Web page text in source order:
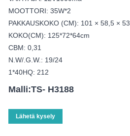
MOOTTORI: 35W*2
PAKKAUSKOKO (CM): 101 × 58,5 × 53
KOKO(CM): 125*72*64cm
CBM: 0,31
N.W/.G.W.: 19/24
1*40HQ: 212
Malli:TS- H3188
Lähetä kysely